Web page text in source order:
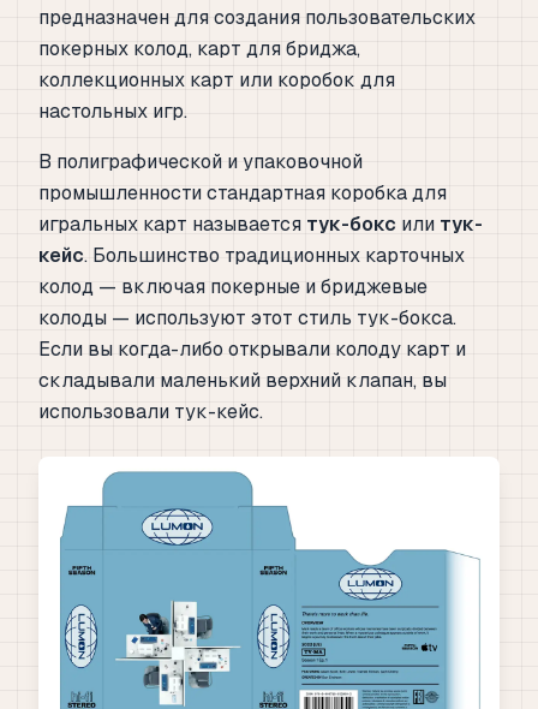
предназначен для создания пользовательских
покерных колод, карт для бриджа,
коллекционных карт или коробок для
настольных игр.
В полиграфической и упаковочной
промышленности стандартная коробка для
игральных карт называется тук-бокс или тук-
кейс. Большинство традиционных карточных
колод — включая покерные и бриджевые
колоды — используют этот стиль тук-бокса.
Если вы когда-либо открывали колоду карт и
складывали маленький верхний клапан, вы
использовали тук-кейс.